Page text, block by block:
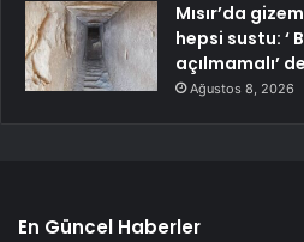
Mısır’da
hepsi sustu: ‘
açılmamalı’
Ağustos 8, 2026
En Güncel Haberler